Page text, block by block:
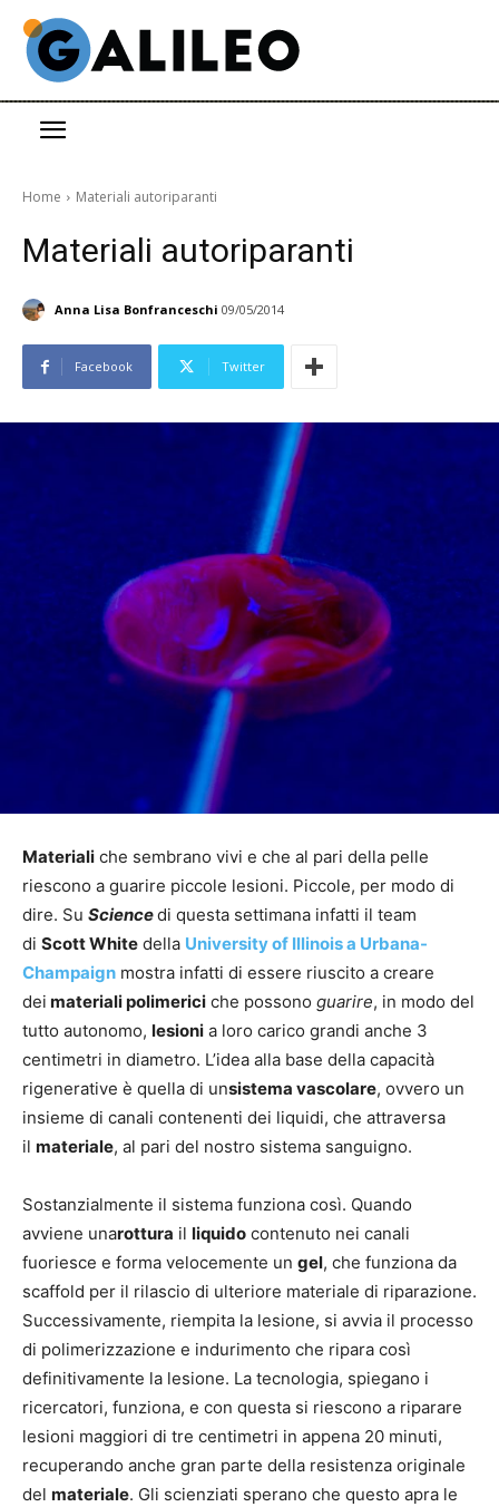
Home Materiali autoriparanti
Materiali autoriparanti
Anna Lisa Bonfranceschi 09/05/2014
Facebook Twitter
Materiali che sembrano vivi e che al pari della pelle
riescono a guarire piccole lesioni. Piccole, per modo di
dire. Su Sciencedi questa settimana infatti il team
di Scott White della University of Illinois a Urbana-
Champaign mostra infatti di essere riuscito a creare
dei materiali polimerici che possono guarire, in modo del
tutto autonomo, lesioni a loro carico grandi anche 3
centimetri in diametro. L’idea alla base della capacità
rigenerative è quella di unsistema vascolare, ovvero un
insieme di canali contenenti dei liquidi, che attraversa
il materiale, al pari del nostro sistema sanguigno.
Sostanzialmente il sistema funziona così. Quando
avviene unarottura il liquido contenuto nei canali
fuoriesce e forma velocemente un gel, che funziona da
scaffold per il rilascio di ulteriore materiale di riparazione.
Successivamente, riempita la lesione, si avvia il processo
di polimerizzazione e indurimento che ripara così
definitivamente la lesione. La tecnologia, spiegano i
ricercatori, funziona, e con questa si riescono a riparare
lesioni maggiori di tre centimetri in appena 20 minuti,
recuperando anche gran parte della resistenza originale
del materiale. Gli scienziati sperano che questo apra le